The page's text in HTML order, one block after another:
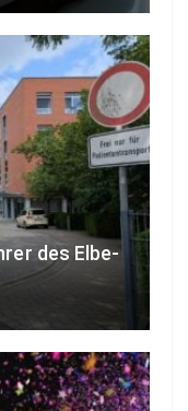
des Elbe-